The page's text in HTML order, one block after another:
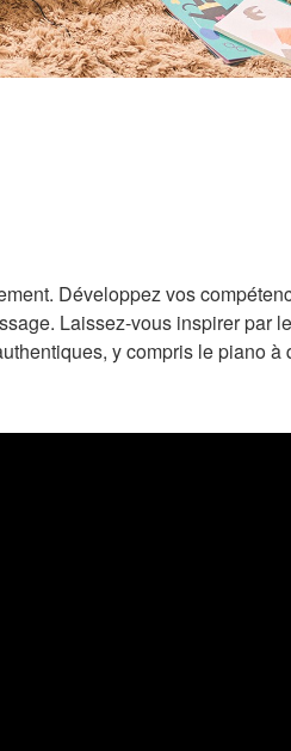
Développez vos
Laissez-vous inspirer par
y compris le piano à